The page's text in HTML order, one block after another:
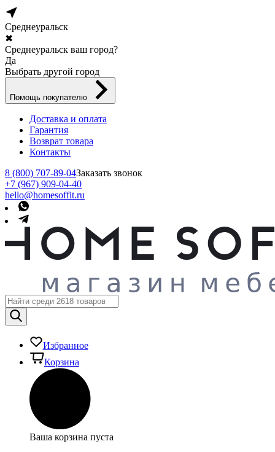
Среднеуральск
✖
Среднеуральск ваш город?
Да
Выбрать другой город
Помощь покупателю
Доставка и оплата
Гарантия
Возврат товара
Контакты
8 (800) 707-89-04Заказать звонок
+7 (967) 909-04-40
hello@homesoffit.ru
Избранное
Корзина
Ваша корзина пуста